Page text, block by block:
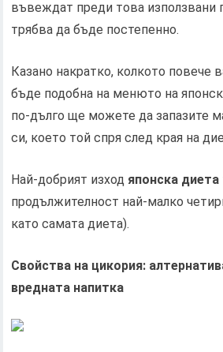
въвеждат преди това използвани
трябва да бъде постепенно.
Казано накратко, колкото повече
бъде подобна на менюто на
по-дълго ще можете да запазите
си, което той спря след края на
Най-добрият изход японска диета
продължителност най-малко
като самата диета).
Свойства на цикория:
вредната напитка